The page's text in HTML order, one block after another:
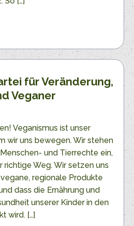
für Veränderung,
Veganer
Veganismus ist unser
wir uns bewegen. Wir stehen
und Tierrechte ein,
richtige Weg. Wir setzen uns
regionale Produkte
dass die Ernährung und
unserer Kinder in den
wird. […]